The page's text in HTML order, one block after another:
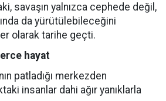
savaşın yalnızca cephede değil,
da yürütülebileceğini
olarak tarihe geçti.
hayat
patladığı merkezden
insanlar dahi ağır yanıklarla